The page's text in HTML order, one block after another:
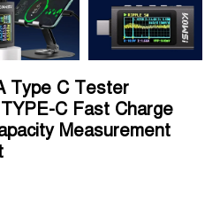
Type C Tester
C Fast Charge
Measurement